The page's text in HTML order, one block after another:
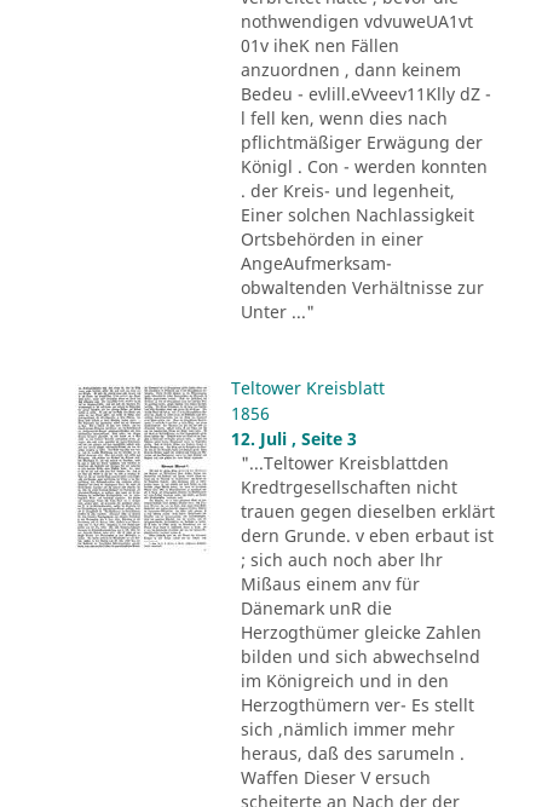
nothwendigen vdvuweUA1vt
01v iheK nen Fällen
anzuordnen , dann keinem
Bedeu - evlill.eVveev11Klly dZ -
l fell ken, wenn dies nach
pflichtmäßiger Erwägung der
Königl . Con - werden konnten
. der Kreis- und legenheit,
Einer solchen Nachlassigkeit
Ortsbehörden in einer
AngeAufmerksam-
obwaltenden Verhältnisse zur
Unter ..."
Teltower Kreisblatt
1856
12. Juli , Seite 3
"...Teltower Kreisblattden
Kredtrgesellschaften nicht
trauen gegen dieselben erklärt
dern Grunde. v eben erbaut ist
; sich auch noch aber lhr
Mißaus einem anv für
Dänemark unR die
Herzogthümer gleicke Zahlen
bilden und sich abwechselnd
im Königreich und in den
Herzogthümern ver- Es stellt
sich ,nämlich immer mehr
heraus, daß des sarumeln .
Waffen Dieser V ersuch
scheiterte an Nach der der